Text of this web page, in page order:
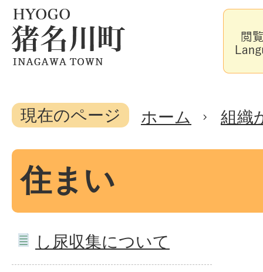
現在のページ ホーム 組織
住まい
し尿収集について